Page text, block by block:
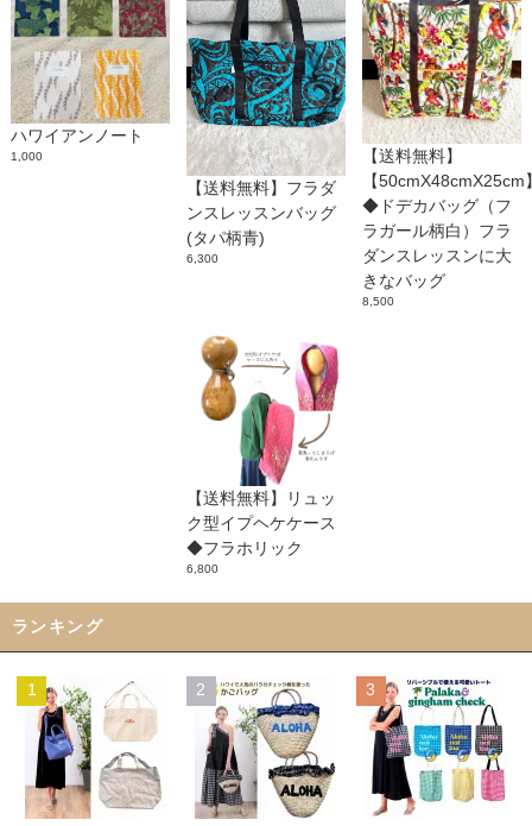
ハワイアンノート
1,000
【送料無料】フラダ
ンスレッスンバッグ
(タパ柄青)
6,300
【送料無料】
【50cmX48cmX25cm
◆ドデカバッグ（フ
ラガール柄白）フラ
ダンスレッスンに大
きなバッグ
8,500
【送料無料】リュッ
ク型イプヘケケース
◆フラホリック
6,800
ランキング
1 2 3